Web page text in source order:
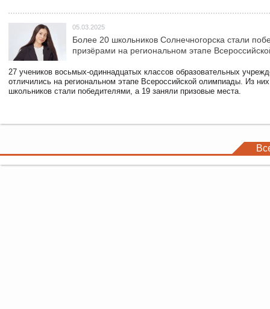
05.03.2025
Более 20 школьников Солнечногорска стали
призёрами на региональном этапе
27 учеников восьмых-одиннадцатых классов образовательных
отличились на региональном этапе Всероссийской олимпиады. Из
школьников стали победителями, а 19 заняли призовые места.